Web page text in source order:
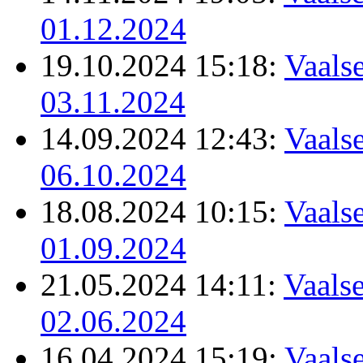
01.12.2024
19.10.2024 15:18:
03.11.2024
14.09.2024 12:43:
06.10.2024
18.08.2024 10:15:
01.09.2024
21.05.2024 14:11:
02.06.2024